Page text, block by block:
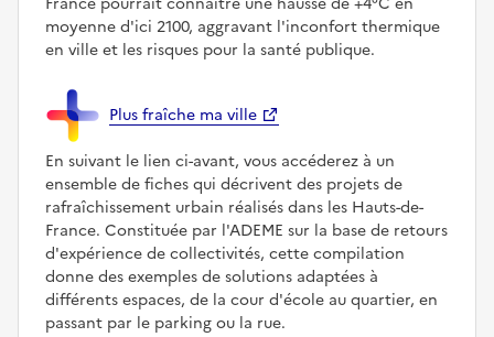
moyenne d'ici 2100, aggravant l'inconfort thermique
en ville et les risques pour la santé publique.
Plus fraîche ma ville
En suivant le lien ci-avant, vous accéderez à un
ensemble de fiches qui décrivent des projets de
rafraîchissement urbain réalisés dans les Hauts-de-
France. Constituée par l'ADEME sur la base de retours
d'expérience de collectivités, cette compilation
donne des exemples de solutions adaptées à
différents espaces, de la cour d'école au quartier, en
passant par le parking ou la rue.